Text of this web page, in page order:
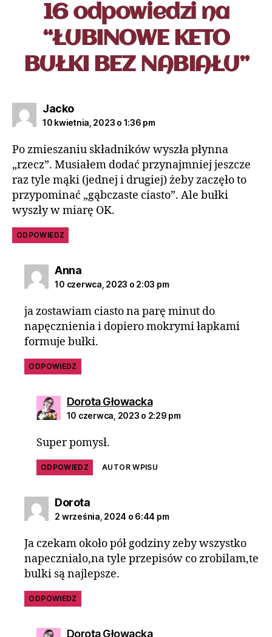
16 odpowiedzi na
“ŁUBINOWE KETO
BUŁKI BEZ NABIAŁU”
Jacko
10 kwietnia, 2023 o 1:36 pm
Po zmieszaniu składników wyszła płynna
„rzecz”. Musiałem dodać przynajmniej jeszcze
raz tyle mąki (jednej i drugiej) żeby zaczęło to
przypominać „gąbczaste ciasto”. Ale bułki
wyszły w miarę OK.
ODPOWIEDZ
Anna
10 czerwca, 2023 o 2:03 pm
ja zostawiam ciasto na parę minut do
napęcznienia i dopiero mokrymi łapkami
formuje bułki.
ODPOWIEDZ
Dorota Głowacka
10 czerwca, 2023 o 2:29 pm
Super pomysł.
ODPOWIEDZ AUTOR WPISU
Dorota
2 września, 2024 o 6:44 pm
Ja czekam około pół godziny zeby wszystko
napecznialo,na tyle przepisów co zrobilam,te
bulki są najlepsze.
ODPOWIEDZ
Dorota Głowacka